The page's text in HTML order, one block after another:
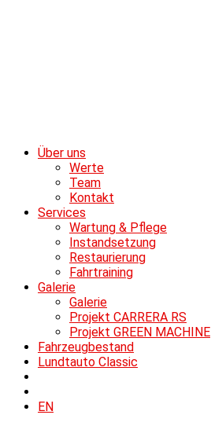
Über uns
Werte
Team
Kontakt
Services
Wartung & Pflege
Instandsetzung
Restaurierung
Fahrtraining
Galerie
Galerie
Projekt CARRERA RS
Projekt GREEN MACHINE
Fahrzeugbestand
Lundtauto Classic
EN